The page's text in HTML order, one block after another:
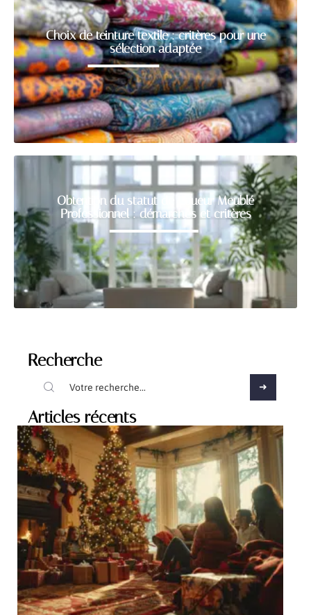
Choix de teinture textile : critères pour une
sélection adaptée
Obtention du statut de Loueur Meublé
Professionnel : démarches et critères
Recherche
Articles récents